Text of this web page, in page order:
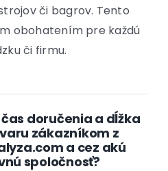
či bagrov. Tento
obohatením pre každú
či firmu.
doručenia a dĺžka
zákazníkom z
a cez akú
spoločnosť?